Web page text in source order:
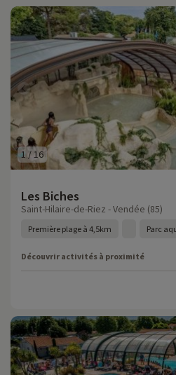
1 /16
Les Biches
Saint-Hilaire-de-Riez - Vendée (85)
Première plage à 4,5km Parc
Découvrir activités à proximité